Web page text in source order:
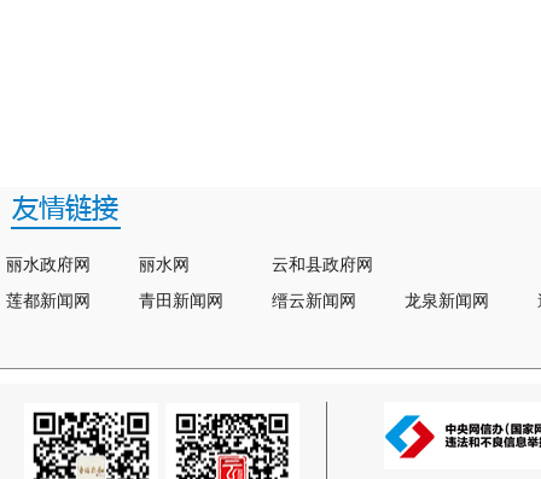
丽水政府网 丽水网
云和县政府网
莲都新闻网
青田新闻网 缙云新闻网 龙泉新闻网